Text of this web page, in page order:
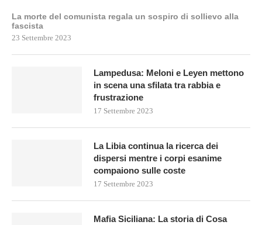
La morte del comunista regala un sospiro di sollievo alla
fascista
23 Settembre 2023
Lampedusa: Meloni e Leyen mettono
in scena una sfilata tra rabbia e
frustrazione
17 Settembre 2023
La Libia continua la ricerca dei
dispersi mentre i corpi esanime
compaiono sulle coste
17 Settembre 2023
Mafia Siciliana: La storia di Cosa